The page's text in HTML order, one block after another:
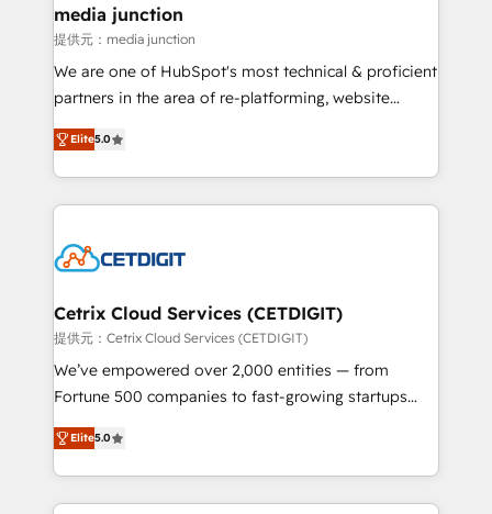
Mexico, USA, and Portugal—we've executed over a
hundred successful operations. Our approach,
rooted in RevOps principles, integrates analysis,
training, planning, and qualification. Leveraging
inbound marketing tactics, we focus on
understanding, nurturing, and converting leads.
competitive market.
media junction
提供元：media junction
We are one of HubSpot's most technical & proficient
partners in the area of re-platforming, website
design & development. We specialize in multi-hub
implementations for mid-market & enterprise
companies. We are woman-owned, powered by
coffee, and we ❤️ dogs. We produce award-winning
Impact Award 🏆2022 Technical Expertise Impact
Award 🏆2020 Elite Solutions Partner 🏆2019
Integrations HubSpot Impact Award 🏆2019
Marketing Enablement HubSpot Impact Award 🏆
2018 Website Design HubSpot Impact Award 🏆2017
Growth-Driven Design Agency of the Year 🏆2016
Sales Enablement HubSpot Impact Award 🏆2015
Elite5.0
Cetrix Cloud Services (CETDIGIT)
提供元：Cetrix Cloud Services (CETDIGIT)
We’ve empowered over 2,000 entities — from
Fortune 500 companies to fast-growing startups
and nonprofits — to streamline operations, scale
revenue, and unlock the full potential of HubSpot.
With deep technical and industry expertise, we fuse
automation, integration, and AI innovation to deliver
Elite5.0